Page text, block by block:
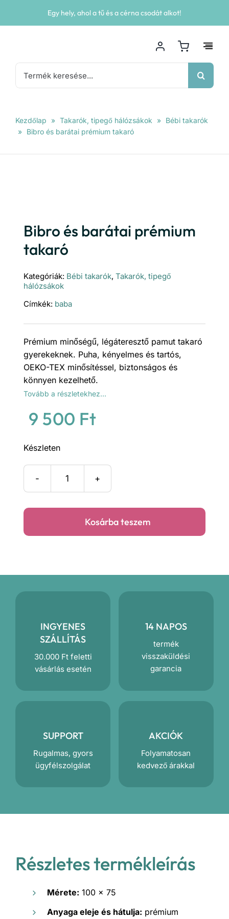
Egy hely, ahol a tű és a cérna csodát alkot!
Keresés...
Kezdőlap » Takarók, tipegő hálózsákok » Bébi takarók
» Bibro és barátai prémium takaró
Bibro és barátai prémium
takaró
Kategóriák: Bébi takarók, Takarók, tipegő
hálózsákok
Címkék: baba
Prémium minőségű, légáteresztő pamut takaró
gyerekeknek. Puha, kényelmes és tartós,
OEKO-TEX minősítéssel, biztonságos és
könnyen kezelhető.
Tovább a részletekhez…
9 500 Ft
Készleten
Bibro
prémium
Kosárba teszem
INGYENES
SZÁLLÍTÁS
30.000 Ft feletti
vásárlás esetén
14 NAPOS
termék
visszaküldési
garancia
SUPPORT
Rugalmas, gyors
ügyfélszolgálat
AKCIÓK
Folyamatosan
kedvező árakkal
Részletes termékleírás
Mérete: 100 x 75
Anyaga eleje és hátulja: prémium